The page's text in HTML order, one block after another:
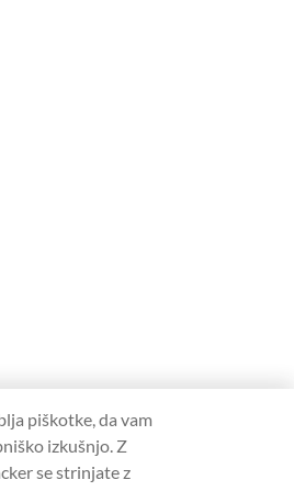
piškotke, da vam
izkušnjo. Z
se strinjate z